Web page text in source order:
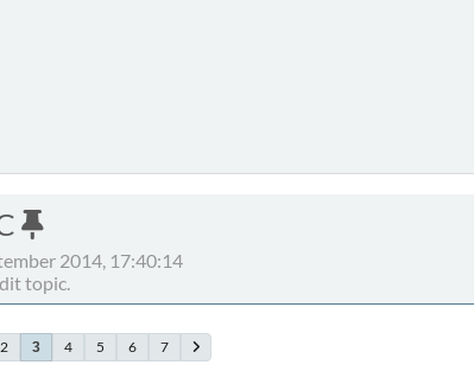
2014, 17:40:14
topic.
2 3 4 5 6 7